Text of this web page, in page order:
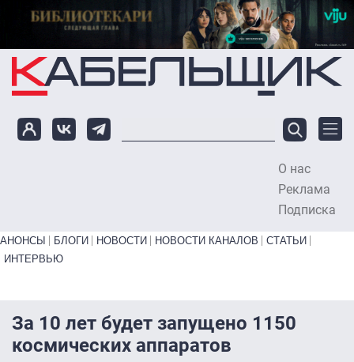
Перейти к основному содержанию
О нас
Реклама
Подписка
Primary links bottom
АНОНСЫ БЛОГИ НОВОСТИ НОВОСТИ КАНАЛОВ
СТАТЬИ
ИНТЕРВЬЮ
За 10 лет будет запущено 1150
космических аппаратов